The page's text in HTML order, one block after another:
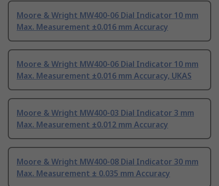
Moore & Wright MW400-06 Dial Indicator 10 mm
Max. Measurement ±0.016 mm Accuracy
Moore & Wright MW400-06 Dial Indicator 10 mm
Max. Measurement ±0.016 mm Accuracy, UKAS
Moore & Wright MW400-03 Dial Indicator 3 mm
Max. Measurement ±0.012 mm Accuracy
Moore & Wright MW400-08 Dial Indicator 30 mm
Max. Measurement ± 0.035 mm Accuracy